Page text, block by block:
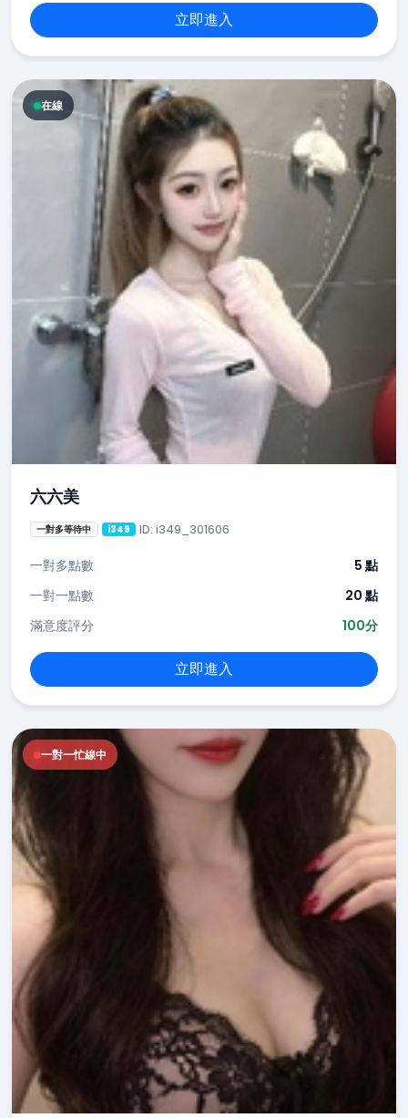
立即進入
在線
六六美
一對多等待中 i349 ID: i349_301606
一對多點數
5 點
一對一點數
20 點
滿意度評分
100分
立即進入
一對一忙線中